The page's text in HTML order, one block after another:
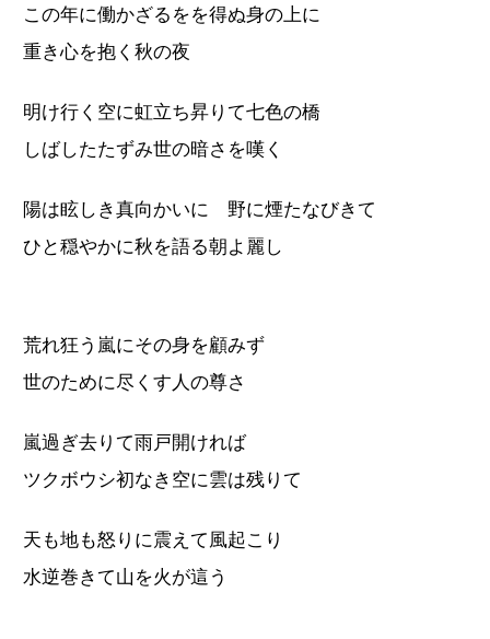
この年に働かざるをを得ぬ身の上に
重き心を抱く秋の夜
明け行く空に虹立ち昇りて七色の橋
しばしたたずみ世の暗さを嘆く
陽は眩しき真向かいに 野に煙たなびきて
ひと穏やかに秋を語る朝よ麗し
荒れ狂う嵐にその身を顧みず
世のために尽くす人の尊さ
嵐過ぎ去りて雨戸開ければ
ツクボウシ初なき空に雲は残りて
天も地も怒りに震えて風起こり
水逆巻きて山を火が這う